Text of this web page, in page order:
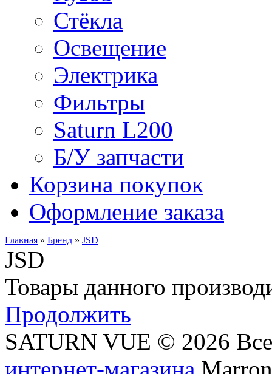
Стёкла
Освещение
Электрика
Фильтры
Saturn L200
Б/У запчасти
Корзина покупок
Оформление заказа
Главная » Бренд » JSD
JSD
Товары данного
Продолжить
SATURN VUE © 2026